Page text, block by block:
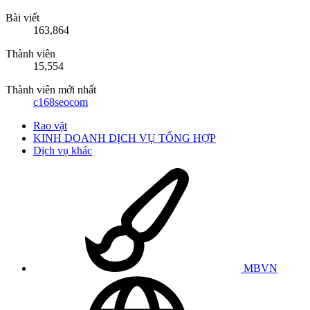
Bài viết
163,864
Thành viên
15,554
Thành viên mới nhất
c168seocom
Rao vặt
KINH DOANH DỊCH VỤ TỔNG HỢP
Dịch vụ khác
MBVN